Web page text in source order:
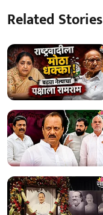
Related Stories